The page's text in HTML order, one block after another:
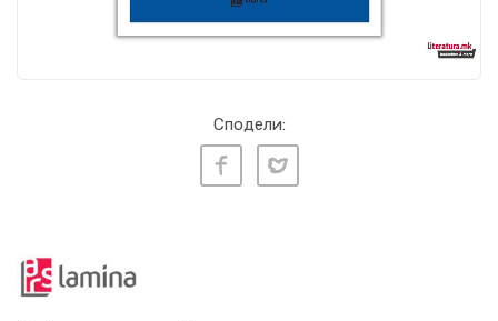
Сподели: